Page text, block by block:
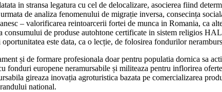
in stransa legatura cu cel de delocalizare, asocierea fiind
de analiza fenomenului de migrație inversa, consecința
– valorificarea reintoarcerii fortei de munca in Romania, ca
de produse autohtone certificate in sistem religios
este data, ca o lecție, de folosirea fondurilor
și de formare profesionala doar pentru populatia dornica sa
fonduri europene neramursabile și militeaza pentru inflorirea
gireaza inovația agroturistica bazata pe comercializarea
national.